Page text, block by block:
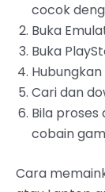
cocok
Buka
Buka
Cari dan
Bila proses
cobain
Cara